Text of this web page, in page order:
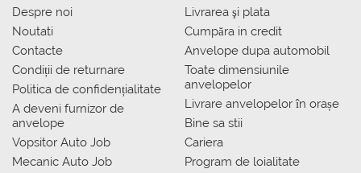
Despre noi
Noutati
Contacte
Condiții de returnare
Politica de confidențialitate
A deveni furnizor de
anvelope
Vopsitor Auto Job
Mecanic Auto Job
Livrarea şi plata
Сumpăra in credit
Anvelope dupa automobil
Toate dimensiunile
anvelopelor
Livrare anvelopelor în orașe
Bine sa stii
Cariera
Program de loialitate